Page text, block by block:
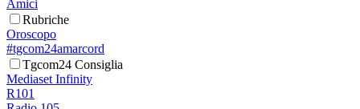
Amici
Rubriche
Oroscopo
#tgcom24amarcord
Tgcom24 Consiglia
Mediaset Infinity
R101